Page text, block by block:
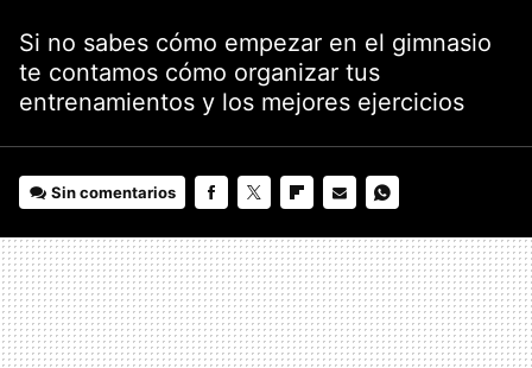
Si no sabes cómo empezar en el gimnasio
te contamos cómo organizar tus
entrenamientos y los mejores ejercicios
Sin comentarios
MAIL